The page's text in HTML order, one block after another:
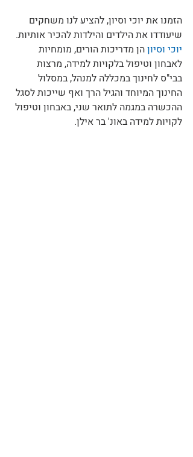
הזמנו את יוכי וסיון, להציע לנו משחקים
שיעודדו את הילדים והילדות להכיר אותיות.
יוכי וסיון הן מדריכות הורים, מומחיות
לאבחון וטיפול בלקויות למידה, מרצות
בבי"ס לחינוך במכללה למנהל, במסלול
החינוך המיוחד והגיל הרך ואף שייכות לסגל
ההכשרה במגמה לתואר שני, באבחון וטיפול
לקויות למידה באונ' בר אילן.